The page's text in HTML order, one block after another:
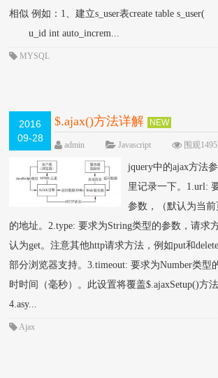
相似 例如：1、建立s_user表create table s_user(
u_id int auto_increm...
MYSQL
2016
09-28
$.ajax()方法详解 NEW
admin Javascript 围观
jquery中的ajax方法
里记录一下。1.url:
参数，（默认为当
的地址。2.type: 要求为String类型的参数，请求
认为get。注意其他http请求方法，例如put和
部分浏览器支持。3.timeout: 要求为Number类型
时时间（毫秒）。此设置将覆盖$.ajaxSetup()方
4.asy...
Ajax